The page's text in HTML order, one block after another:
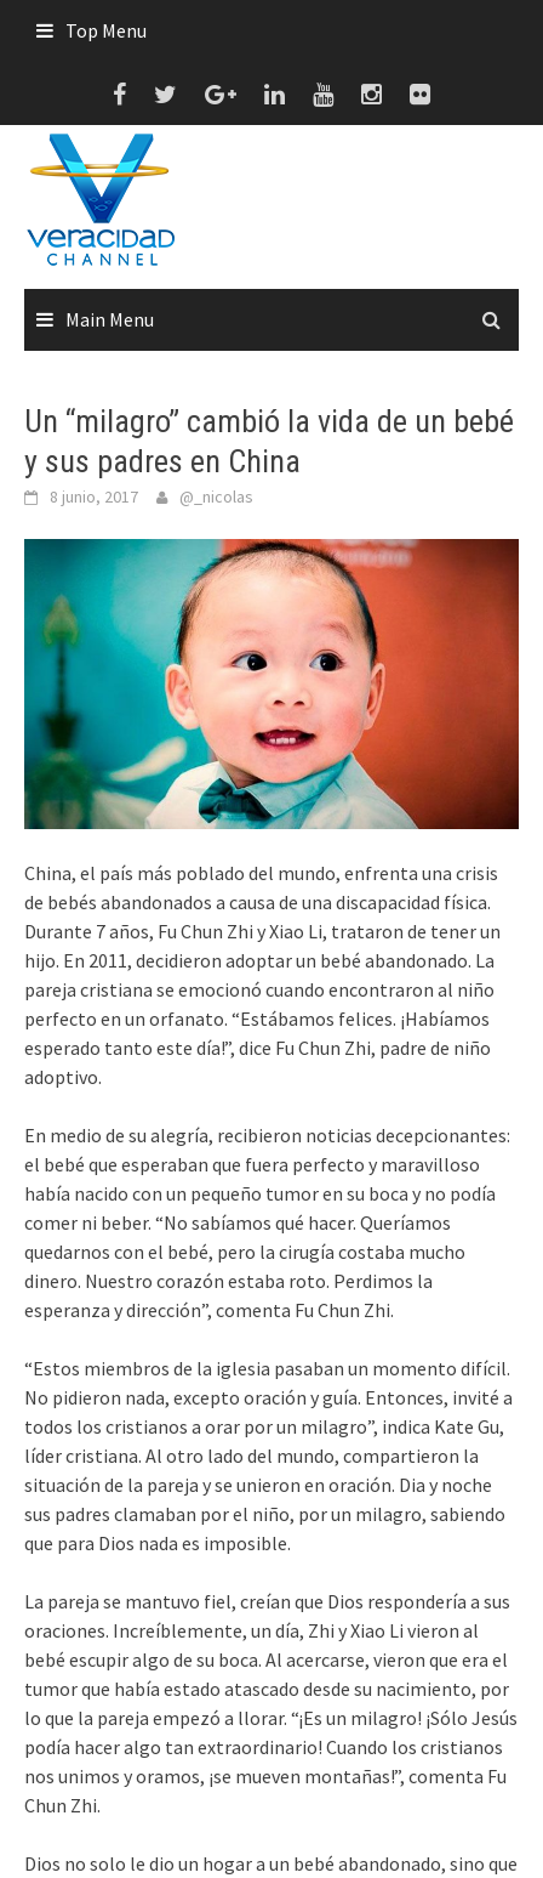
Top Menu
Main Menu
Un “milagro” cambió la vida de un bebé
y sus padres en China
8 junio, 2017 @_nicolas
China, el país más poblado del mundo, enfrenta una crisis
de bebés abandonados a causa de una discapacidad física.
Durante 7 años, Fu Chun Zhi y Xiao Li, trataron de tener un
hijo. En 2011, decidieron adoptar un bebé abandonado. La
pareja cristiana se emocionó cuando encontraron al niño
perfecto en un orfanato. “Estábamos felices. ¡Habíamos
esperado tanto este día!”, dice Fu Chun Zhi, padre de niño
adoptivo.
En medio de su alegría, recibieron noticias decepcionantes:
el bebé que esperaban que fuera perfecto y maravilloso
había nacido con un pequeño tumor en su boca y no podía
comer ni beber. “No sabíamos qué hacer. Queríamos
quedarnos con el bebé, pero la cirugía costaba mucho
dinero. Nuestro corazón estaba roto. Perdimos la
esperanza y dirección”, comenta Fu Chun Zhi.
“Estos miembros de la iglesia pasaban un momento difícil.
No pidieron nada, excepto oración y guía. Entonces, invité a
todos los cristianos a orar por un milagro”, indica Kate Gu,
líder cristiana. Al otro lado del mundo, compartieron la
situación de la pareja y se unieron en oración. Dia y noche
sus padres clamaban por el niño, por un milagro, sabiendo
que para Dios nada es imposible.
La pareja se mantuvo fiel, creían que Dios respondería a sus
oraciones. Increíblemente, un día, Zhi y Xiao Li vieron al
bebé escupir algo de su boca. Al acercarse, vieron que era el
tumor que había estado atascado desde su nacimiento, por
lo que la pareja empezó a llorar. “¡Es un milagro! ¡Sólo Jesús
podía hacer algo tan extraordinario! Cuando los cristianos
nos unimos y oramos, ¡se mueven montañas!”, comenta Fu
Chun Zhi.
Dios no solo le dio un hogar a un bebé abandonado, sino que